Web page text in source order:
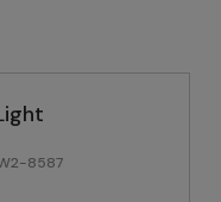
8587